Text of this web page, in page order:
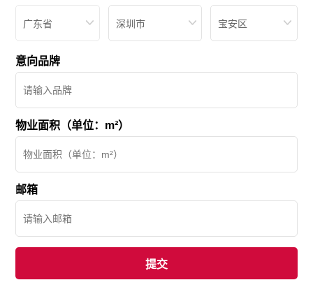
广东省 深圳市 宝安区
意向品牌
物业面积（单位：m²）
邮箱